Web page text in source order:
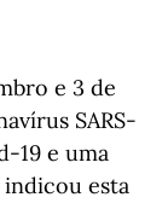
e 3 de
SARS-
19 e uma
esta